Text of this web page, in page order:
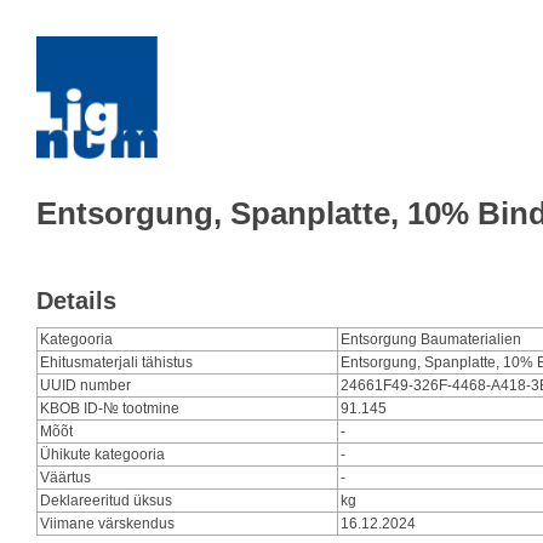
Entsorgung, Spanplatte, 10%
Details
Kategooria
Entsorgung Baumaterialien
Ehitusmaterjali tähistus
Entsorgung, Spanplatte, 10%
UUID number
24661F49-326F-4468-A418-
KBOB ID-№ tootmine
91.145
Mõõt
-
Ühikute kategooria
-
Väärtus
-
Deklareeritud üksus
kg
Viimane värskendus
16.12.2024